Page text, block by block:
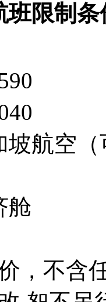
班限制
坡航空
舱
，不含